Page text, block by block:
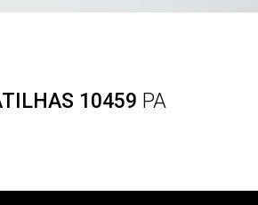
10459 PA